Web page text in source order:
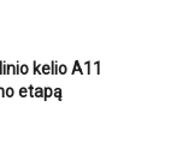
kelio A11
etapą